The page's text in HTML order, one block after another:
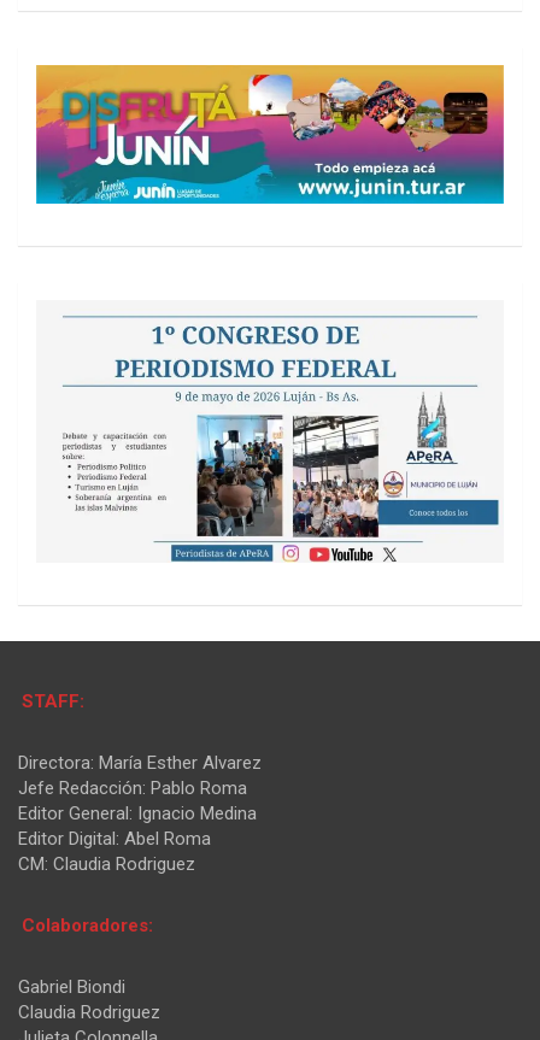
STAFF:
Directora: María Esther Alvarez
Jefe Redacción: Pablo Roma
Editor General: Ignacio Medina
Editor Digital: Abel Roma
CM: Claudia Rodriguez
Colaboradores:
Gabriel Biondi
Claudia Rodriguez